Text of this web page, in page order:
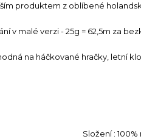
produktem z oblíbené
v malé verzi - 25g = 62,5m za
na háčkované hračky, letní
Složení :